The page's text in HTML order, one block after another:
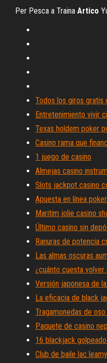
Per Pesca a Traina Artico
Todos los giros gratis
Entretenimiento vivir
Texas holdem poker
Casino rama que
1 juego de casino
Almejas casino
Slots jackpot casino
Apuesta en línea
Maritim jolie casino
Último casino sin
Ranuras de potencia
Las almas oscuras
¿cuánto cuesta volver
Versión japonesa de
La eficacia de black
Tragamonedas de
Paquete de casino
16 blackjack
Club de baile lac